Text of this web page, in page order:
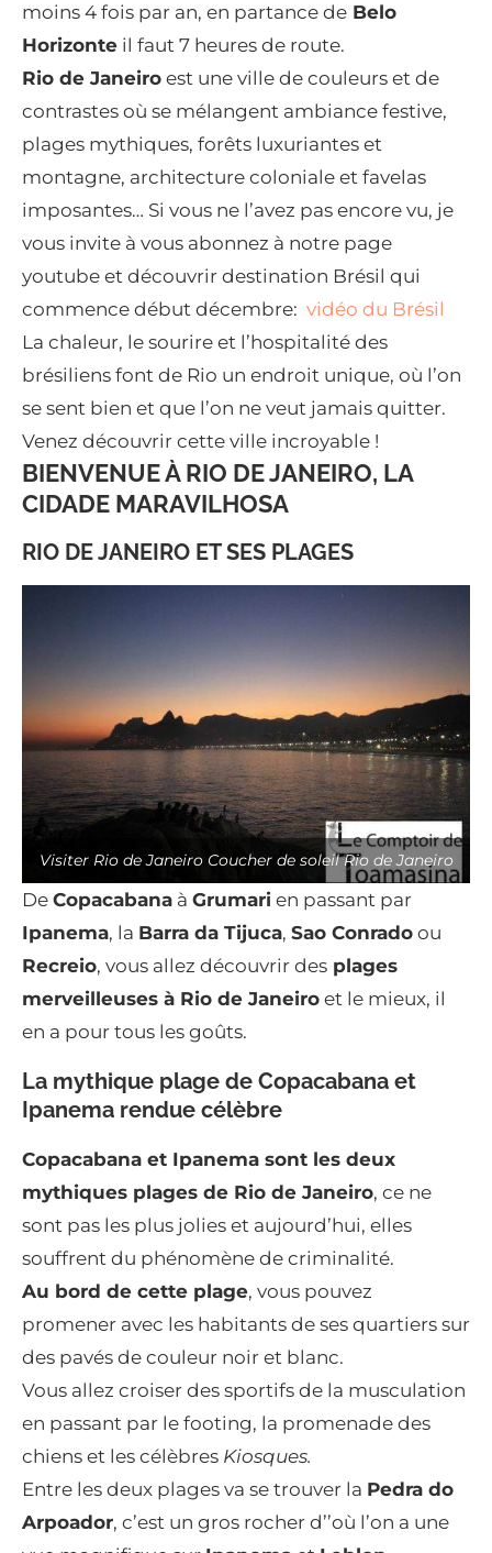
moins 4 fois par an, en partance de Belo
Horizonte il faut 7 heures de route.
Rio de Janeiro est une ville de couleurs et de
contrastes où se mélangent ambiance festive,
plages mythiques, forêts luxuriantes et
montagne, architecture coloniale et favelas
imposantes… Si vous ne l’avez pas encore vu, je
vous invite à vous abonnez à notre page
youtube et découvrir destination Brésil qui
commence début décembre: vidéo du Brésil
La chaleur, le sourire et l’hospitalité des
brésiliens font de Rio un endroit unique, où l’on
se sent bien et que l’on ne veut jamais quitter.
Venez découvrir cette ville incroyable !
BIENVENUE À RIO DE JANEIRO, LA
CIDADE MARAVILHOSA
RIO DE JANEIRO ET SES PLAGES
Visiter Rio de Janeiro Coucher de soleil Rio de Janeiro
De Copacabana à Grumari en passant par
Ipanema, la Barra da Tijuca, Sao Conrado ou
Recreio, vous allez découvrir des plages
merveilleuses à Rio de Janeiro et le mieux, il
en a pour tous les goûts.
La mythique plage de Copacabana et
Ipanema rendue célèbre
Copacabana et Ipanema sont les deux
mythiques plages de Rio de Janeiro, ce ne
sont pas les plus jolies et aujourd’hui, elles
souffrent du phénomène de criminalité.
Au bord de cette plage, vous pouvez
promener avec les habitants de ses quartiers sur
des pavés de couleur noir et blanc.
Vous allez croiser des sportifs de la musculation
en passant par le footing, la promenade des
chiens et les célèbres Kiosques.
Entre les deux plages va se trouver la Pedra do
Arpoador, c’est un gros rocher d’’où l’on a une